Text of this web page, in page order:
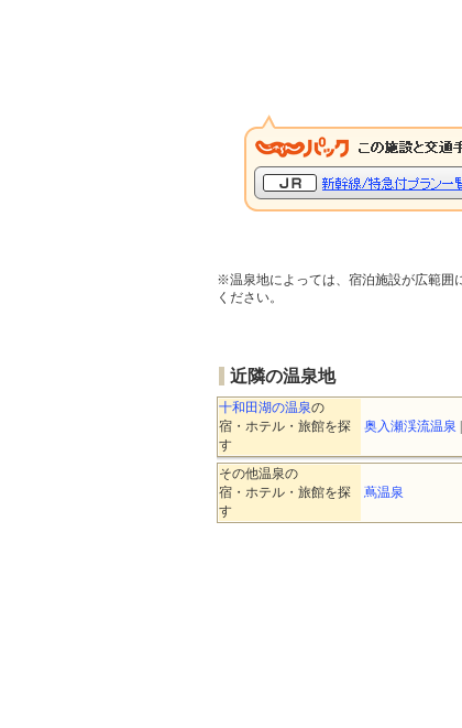
※温泉地によっては、宿泊施設が広範囲
ください。
近隣の温泉地
十和田湖の温泉の
宿・ホテル・旅館を探
す
奥入瀬渓流温泉 |
その他温泉の
宿・ホテル・旅館を探
す
蔦温泉